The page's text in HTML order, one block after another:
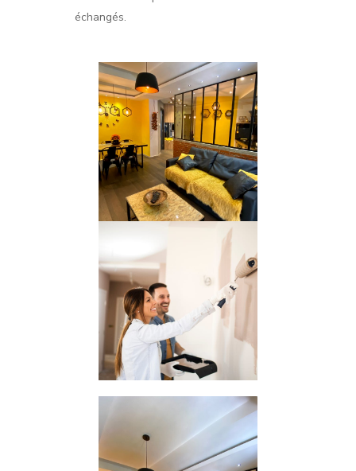
échangés.